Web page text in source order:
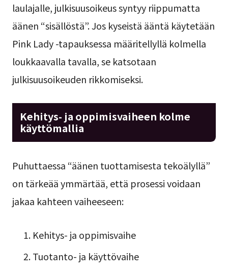
laulajalle, julkisuusoikeus syntyy riippumatta
äänen “sisällöstä”. Jos kyseistä ääntä käytetään
Pink Lady -tapauksessa määritellyllä kolmella
loukkaavalla tavalla, se katsotaan
julkisuusoikeuden rikkomiseksi.
Kehitys- ja oppimisvaiheen kolme
käyttömallia
Puhuttaessa “äänen tuottamisesta tekoälyllä”
on tärkeää ymmärtää, että prosessi voidaan
jakaa kahteen vaiheeseen:
Kehitys- ja oppimisvaihe
Tuotanto- ja käyttövaihe